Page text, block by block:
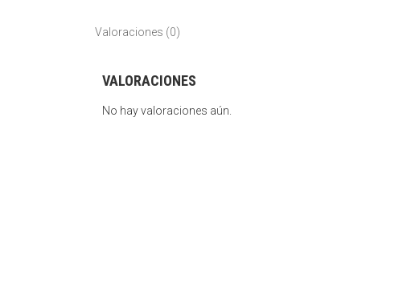
Valoraciones (0)
VALORACIONES
No hay valoraciones aún.